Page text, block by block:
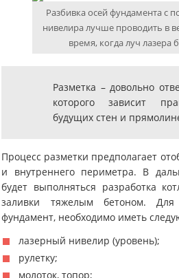
Разбивка осей фундамента с
нивелира лучше проводить в
время, когда луч лазера
Разметка – довольно
которого зависит
будущих стен и
Процесс разметки предполагает
и внутреннего периметра. В
будет выполняться разработка
заливки тяжелым бетоном.
фундамент, необходимо иметь
лазерный нивелир (уровень);
рулетку;
молоток, топор;